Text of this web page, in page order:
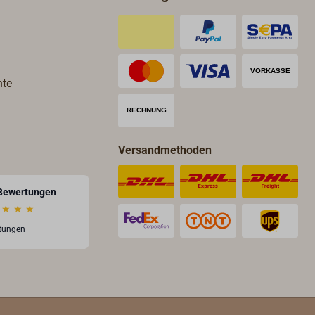
★ ★ ★
Versandmethoden